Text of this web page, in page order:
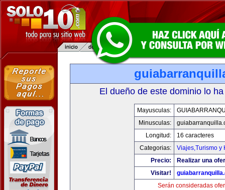
El dueño de este dominio lo
Mayusculas:
Minusculas:
Longitud:
16 caracteres
Categorias:
Viajes,Turismo y
Precio:
Realizar una
Visitar!
Serán consideradas